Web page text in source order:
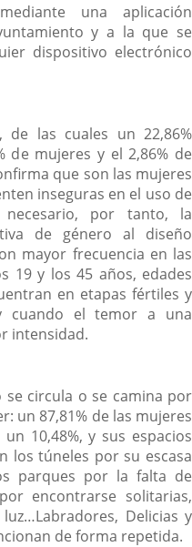
una aplicación
y a la que se
dispositivo electrónico
de las cuales un 22,86%
de mujeres y el 2,86% de
que son las mujeres
inseguras en el uso de
por tanto, la
de género al diseño
mayor frecuencia en las
19 y los 45 años, edades
en etapas fértiles y
cuando el temor a una
intensidad.
se circula o se camina por
un 87,81% de las mujeres
10,48%, y sus espacios
los túneles por su escasa
parques por la falta de
encontrarse solitarias,
Delicias y
de forma repetida.